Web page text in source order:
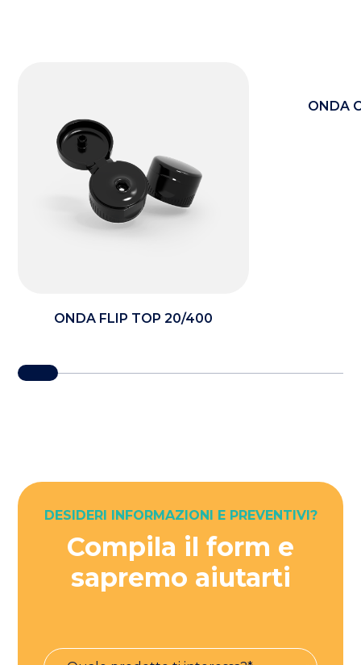
ONDA FLIP TOP 20/400
ONDA
DESIDERI INFORMAZIONI E PREVENTIVI?
Compila il form e
sapremo aiutarti